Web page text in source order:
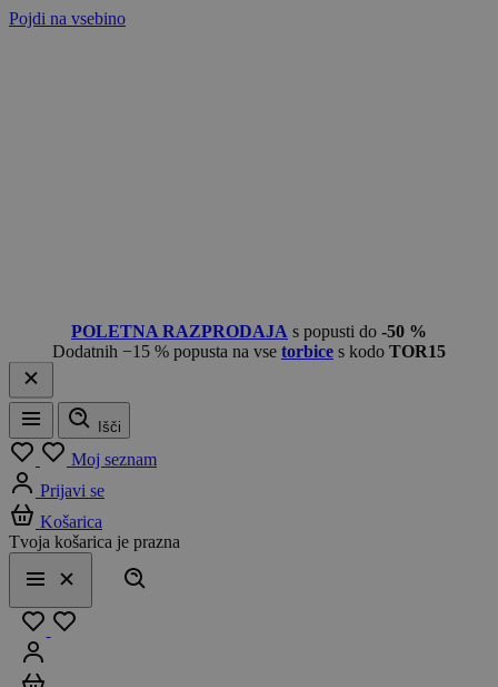
Pojdi na vsebino
POLETNA RAZPRODAJA s popusti do -50 %
Dodatnih −15 % popusta na vse torbice s kodo TOR15
Meni
Išči
Moj seznam
Prijavi se
Košarica
Tvoja košarica je prazna
Meni
Zapri